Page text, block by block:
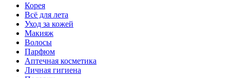
Корея
Всё для лета
Уход за кожей
Макияж
Волосы
Парфюм
Аптечная косметика
Личная гигиена